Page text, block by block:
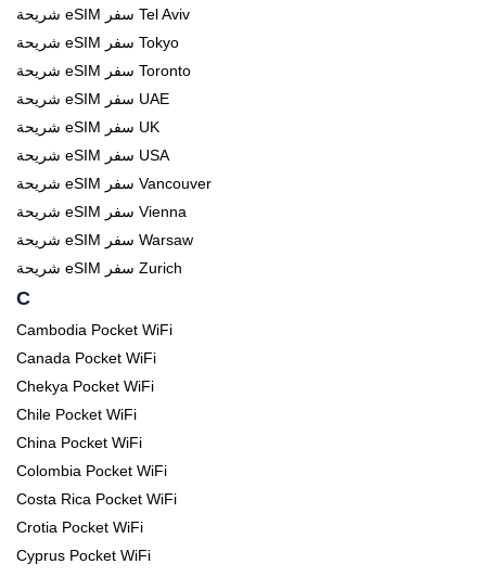
شريحة eSIM سفر Tel Aviv
شريحة eSIM سفر Tokyo
شريحة eSIM سفر Toronto
شريحة eSIM سفر UAE
شريحة eSIM سفر UK
شريحة eSIM سفر USA
شريحة eSIM سفر Vancouver
شريحة eSIM سفر Vienna
شريحة eSIM سفر Warsaw
شريحة eSIM سفر Zurich
C
Cambodia Pocket WiFi
Canada Pocket WiFi
Chekya Pocket WiFi
Chile Pocket WiFi
China Pocket WiFi
Colombia Pocket WiFi
Costa Rica Pocket WiFi
Crotia Pocket WiFi
Cyprus Pocket WiFi